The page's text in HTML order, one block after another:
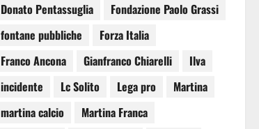
Donato Pentassuglia
Fondazione Paolo Grassi
fontane pubbliche
Forza Italia
Franco Ancona
Gianfranco Chiarelli
Ilva
incidente
Lc Solito Lega pro
Martina
martina calcio
Martina Franca